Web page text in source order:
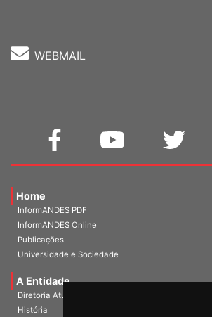
WEBMAIL
Home
InformANDES PDF
InformANDES Online
Publicações
Universidade e Sociedade
A Entidade
Diretoria Atual
História